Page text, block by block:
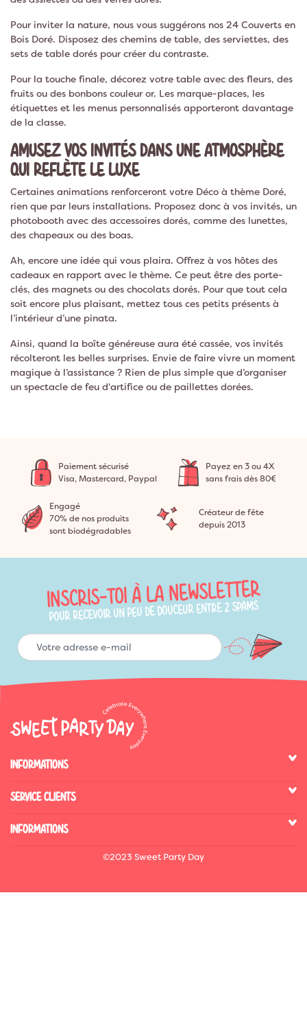
Pour inviter la nature, nous vous suggérons nos 24 Couverts en
Bois Doré. Disposez des chemins de table, des serviettes, des
sets de table dorés pour créer du contraste.
Pour la touche finale, décorez votre table avec des fleurs, des
fruits ou des bonbons couleur or. Les marque-places, les
étiquettes et les menus personnalisés apporteront davantage
de la classe.
AMUSEZ VOS INVITÉS DANS UNE ATMOSPHÈRE
QUI REFLÈTE LE LUXE
Certaines animations renforceront votre Déco à thème Doré,
rien que par leurs installations. Proposez donc à vos invités, un
photobooth avec des accessoires dorés, comme des lunettes,
des chapeaux ou des boas.
Ah, encore une idée qui vous plaira. Offrez à vos hôtes des
cadeaux en rapport avec le thème. Ce peut être des porte-
clés, des magnets ou des chocolats dorés. Pour que tout cela
soit encore plus plaisant, mettez tous ces petits présents à
l’intérieur d’une pinata.
Ainsi, quand la boîte généreuse aura été cassée, vos invités
récolteront les belles surprises. Envie de faire vivre un moment
magique à l’assistance ? Rien de plus simple que d’organiser
un spectacle de feu d'artifice ou de paillettes dorées.
Paiement sécurisé
Visa, Mastercard, Paypal
Payez en 3 ou 4X
sans frais dès 80€
Engagé
70% de nos produits
sont biodégradables
Créateur de fête
depuis 2013
INSCRIS-TOI À LA NEWSLETTER
POUR RECEVOIR UN PEU DE DOUCEUR ENTRE 2 SPAMS
INFORMATIONS
SERVICE CLIENTS
INFORMATIONS
©2023 Sweet Party Day